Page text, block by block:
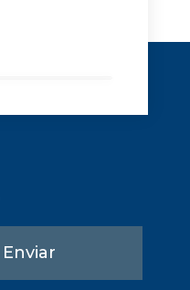
Enviar